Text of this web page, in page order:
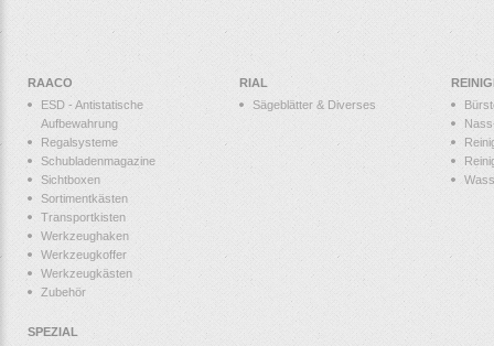
RAACO
ESD - Antistatische
Aufbewahrung
Regalsysteme
Schubladenmagazine
Sichtboxen
Sortimentkästen
Transportkisten
Werkzeughaken
Werkzeugkoffer
Werkzeugkästen
Zubehör
RIAL
Sägeblätter & Diverses
SPEZIAL